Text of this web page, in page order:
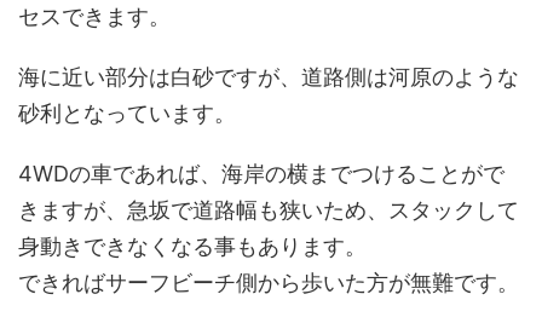
セスできます。
海に近い部分は白砂ですが、道路側は河原のような
砂利となっています。
4WDの車であれば、海岸の横までつけることがで
きますが、急坂で道路幅も狭いため、スタックして
身動きできなくなる事もあります。
できればサーフビーチ側から歩いた方が無難です。